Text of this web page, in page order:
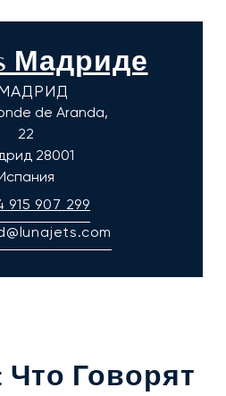
Мадриде
de Aranda,
22
28001
915 907 299
: Что Говорят